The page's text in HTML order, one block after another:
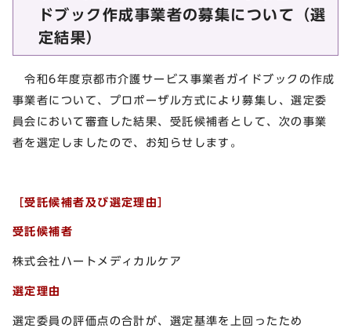
ドブック作成事業者の募集について（選
定結果）
令和6年度京都市介護サービス事業者ガイドブックの作成
事業者について、プロポーザル方式により募集し、選定委
員会において審査した結果、受託候補者として、次の事業
者を選定しましたので、お知らせします。
［受託候補者及び選定理由］
受託候補者
株式会社ハートメディカルケア
選定理由
選定委員の評価点の合計が、選定基準を上回ったため